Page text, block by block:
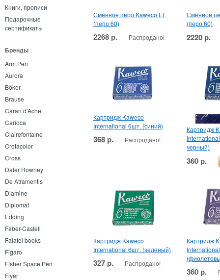
Книги, прописи
Подарочные
сертификаты
Бренды
Arm.Pen
Aurora
Böker
Brause
Caran d’Ache
Carioca
Clairefontaine
Cretacolor
Cross
Daler Rowney
De Atramentis
Diamine
Diplomat
Edding
Faber-Castell
Falafel books
Figaro
Fisher Space Pen
Flyer
Сменное перо Kaweco EF
(перо 60)
2268 р. Распродано!
Сменное
(перо 60)
2220 р.
Картридж Kaweco
International 6шт. (синий)
368 р. Распродано!
Картридж
черный)
360 р.
Картридж Kaweco
International 6шт. (зеленый)
327 р. Распродано!
Картридж
360 р.